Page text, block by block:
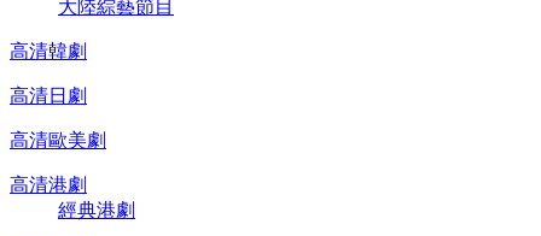
大陸綜藝節目
高清韓劇
高清日劇
高清歐美劇
高清港劇
經典港劇